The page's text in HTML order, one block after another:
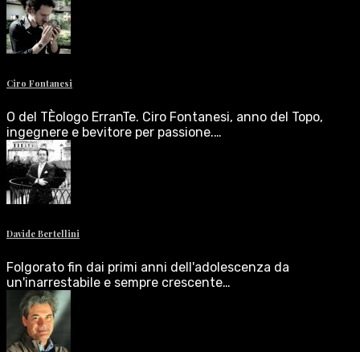
Ciro Fontanesi
O del TÈologo ErranTe. Ciro Fontanesi, anno del Topo,
ingegnere e bevitore per passione.…
Davide Bertellini
Folgorato fin dai primi anni dell'adolescenza da
un'inarrestabile e sempre crescente…